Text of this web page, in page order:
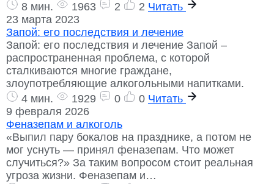
8 мин.
1963 2 2 Читать
23 марта 2023
Запой: его последствия и лечение
Запой: его последствия и лечение Запой –
распространенная проблема, с которой
сталкиваются многие граждане,
злоупотребляющие алкогольными напитками.
4 мин.
1929 0 0 Читать
9 февраля 2026
Феназепам и алкоголь
«Выпил пару бокалов на празднике, а потом не
мог уснуть — принял феназепам. Что может
случиться?» За таким вопросом стоит реальная
угроза жизни. Феназепам и…